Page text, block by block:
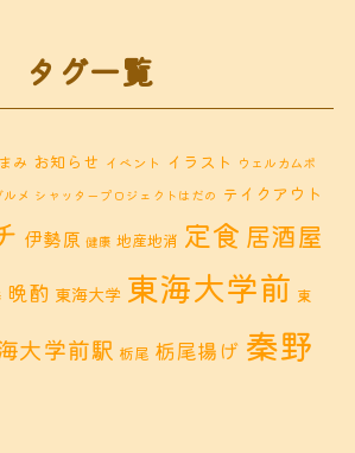
タグ一覧
み お知らせ イベント イラスト ウェルカムボ
ルメ シャッタープロジェクトはだの テイクアウト
伊勢原 健康 地産地消 定食 居酒屋
晩酌 東海大学 東海大学前 東
大学前駅 栃尾 栃尾揚げ 秦野